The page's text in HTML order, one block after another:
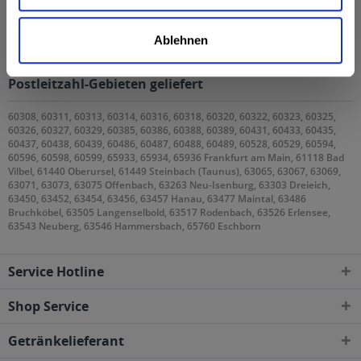
Ablehnen
Kunden haben sich ebenfalls angesehen
Clausthaler Alkoholfrei Naturtrüb 20 x 0,5l wird in
den folgenden Regionen, Städten, Orten und
Postleitzahl-Gebieten geliefert
60308, 60311, 60313, 60314, 60316, 60318, 60320, 60322, 60323, 60325,
60326, 60327, 60329, 60385, 60386, 60388, 60389, 60431, 60433, 60435,
60437, 60438, 60439, 60486, 60487, 60488, 60489, 60528, 60529, 60594,
60596, 60598, 60599, 65933, 65934, 65936 Frankfurt am Main, 61118 Bad
Vilbel, 61440 Oberursel, 61449 Steinbach (Taunus), 63065, 63067, 63069,
63071, 63073, 63075 Offenbach, 63263 Neu-Isenburg, 63303 Dreieich,
63450, 63452, 63454, 63456, 63457 Hanau, 63477 Maintal, 63486
Bruchköbel, 63505 Langenselbold, 63517 Rodenbach, 63526 Erlensee,
63543 Neuberg, 63546 Hammersbach, 65760 Eschborn
Service Hotline
Shop Service
Getränkelieferant